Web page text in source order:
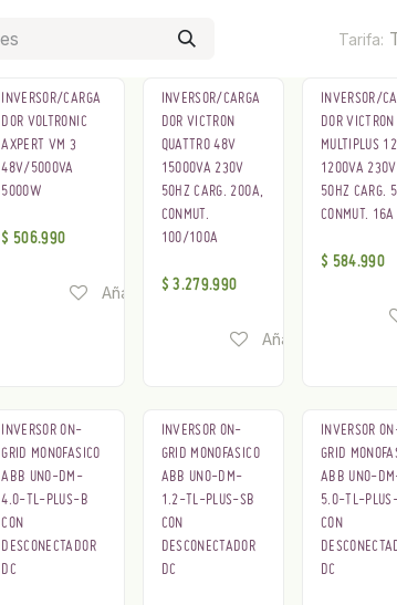
Tarifa:
lista de deseos
INVERSOR/CARGA
DOR VOLTRONIC
AXPERT VM 3
48V/5000VA
5000W
$ 506.990
Añadir a lista de deseos
INVERSOR/CARGA
DOR VICTRON
QUATTRO 48V
15000VA 230V
50HZ CARG. 200A,
CONMUT.
100/100A
$3.279.990
Añadir a lista de
INVERSOR/
DOR VICTRON
MULTIPLUS
1200VA 230V
50HZ CARG.
CONMUT. 16A
$ 584.990
INVERSOR ON-
GRID MONOFASICO
ABB UNO-DM-
4.0-TL-PLUS-B
CON
DESCONECTADOR
DC
INVERSOR ON-
GRID MONOFASICO
ABB UNO-DM-
1.2-TL-PLUS-SB
CON
DESCONECTADOR
DC
INVERSOR
GRID
ABB UNO-
5.0-TL-
CON
DC